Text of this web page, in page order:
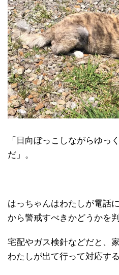
「日向ぼっこしながらゆっ
だ」。
はっちゃんはわたしが電話
から警戒すべきかどうかを
宅配やガス検針などだと、
わたしが出て行って対応する